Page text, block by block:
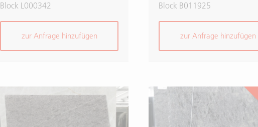
Block L000342
zur Anfrage hinzufügen
Block B011925
zur Anfrage hinzufügen